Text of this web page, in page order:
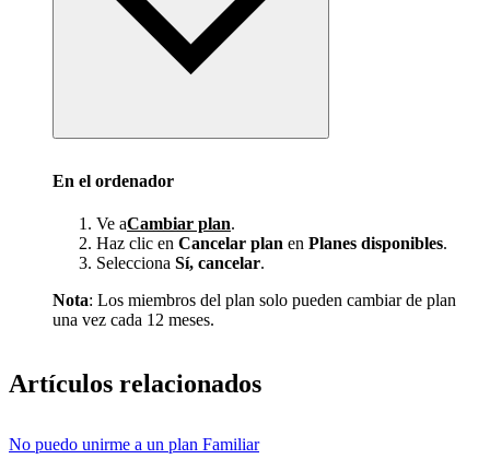
En el ordenador
Ve aCambiar plan.
Haz clic en Cancelar plan en Planes disponibles.
Selecciona Sí, cancelar.
Nota: Los miembros del plan solo pueden cambiar de plan
una vez cada 12 meses.
Artículos relacionados
No puedo unirme a un plan Familiar